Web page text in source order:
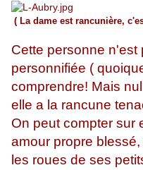
( La dame est rancunière,
Cette personne n'est
personnifiée (
comprendre! Mais
elle a la rancune
On peut compter sur
amour propre
les roues de ses